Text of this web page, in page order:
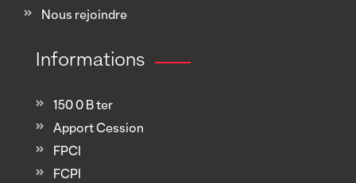
Nous rejoindre
Informations
150 0 B ter
Apport Cession
FPCI
FCPI